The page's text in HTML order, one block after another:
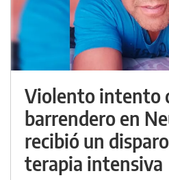
Violento intento
barrendero en
recibió un
terapia intensiva